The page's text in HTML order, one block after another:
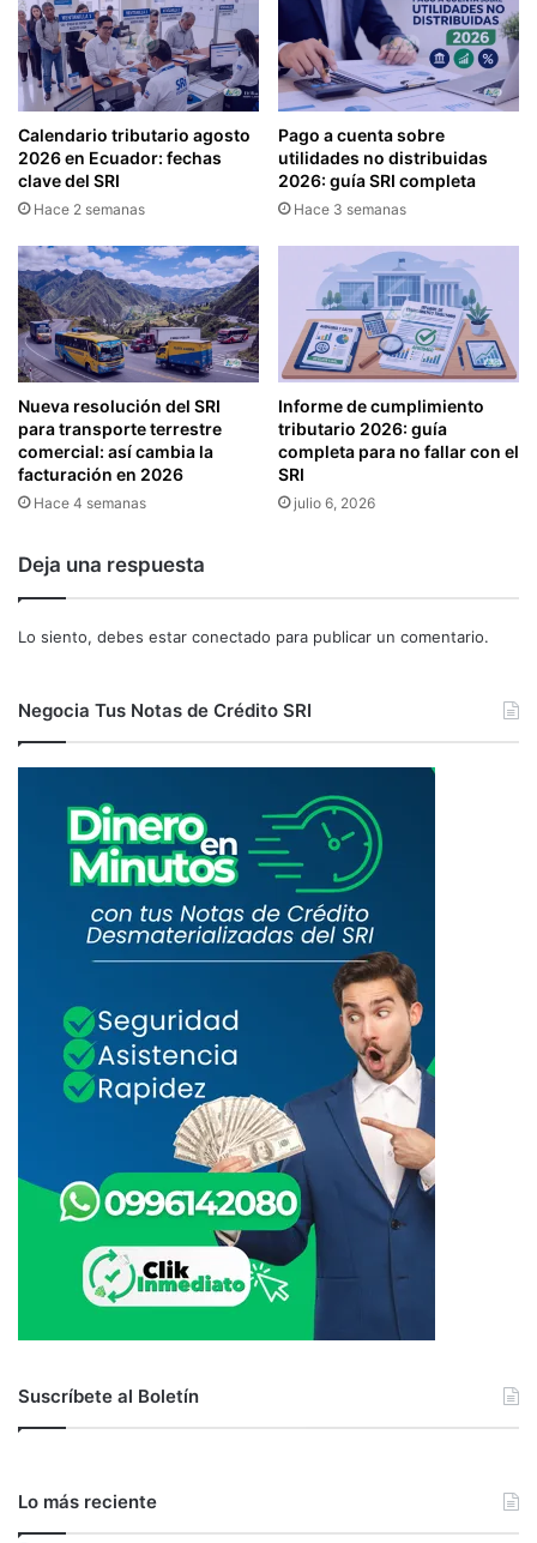
I
Z
A
C
O
N
D
E
L
A
E
C
O
N
O
M
Í
O
P
R
S
N
G
I
N
S
Calendario tributario agosto
2026 en Ecuador: fechas
clave del SRI
Hace 2 semanas
Pago a cuenta sobre
utilidades no distribuidas
2026: guía SRI completa
Hace 3 semanas
Nueva resolución del SRI
para transporte terrestre
comercial: así cambia la
facturación en 2026
Hace 4 semanas
Informe de cumplimiento
tributario 2026: guía
completa para no fallar con el
SRI
julio 6, 2026
Deja una respuesta
Lo siento, debes estar conectado para publicar un comentario.
Negocia Tus Notas de Crédito SRI
Suscríbete al Boletín
Lo más reciente